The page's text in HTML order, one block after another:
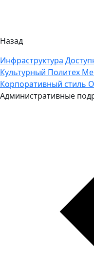
Назад
Инфраструктура
Культурный Политех
Корпоративный стиль
Административные